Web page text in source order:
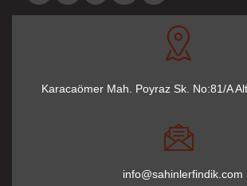
Karacaömer Mah. Poyraz Sk. No:81/A
info@sahinlerfindik.com